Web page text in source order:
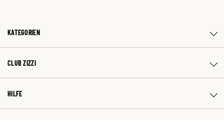
KATEGORIEN
CLUB ZIZZI
HILFE